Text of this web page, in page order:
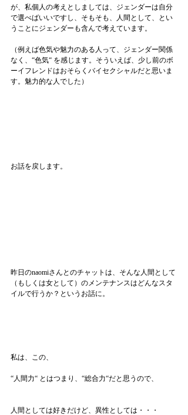
が、私個人の考えとしましては、ジェンダーは自分
で選べばいいですし、そもそも、人間として、とい
うことにジェンダーも含んで考えています。
（例えば色気や魅力のある人って、ジェンダー関係
なく、“色気“ を感じます。そういえば、少し前のボ
ーイフレンドはおそらくバイセクシャルだと思いま
す。魅力的な人でした）
お話を戻します。
昨日のnaomiさんとのチャットは、そんな人間として
（もしくは女として）のメンテナンスはどんなスタ
イルで行うか？というお話に。
私は、この、
“人間力“ とはつまり、“総合力“だと思うので、
人間としては好きだけど、異性としては・・・